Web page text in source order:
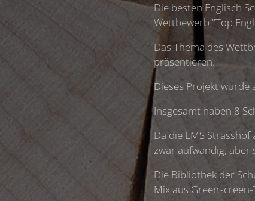
Die besten Englisch
Wettbewerb "Top
Das Thema des
präsentieren.
Dieses Projekt
Insgesamt haben 8
Da die EMS
zwar aufwändig, aber
Die Bibliothek der
Mix aus